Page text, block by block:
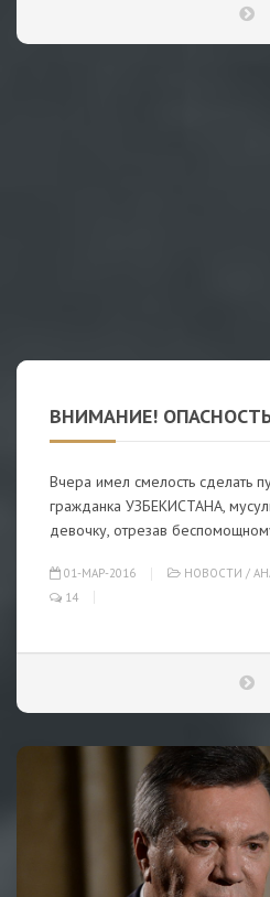
ВНИМАНИЕ!
Вчера имел смелость сделать
гражданка УЗБЕКИСТАНА,
девочку, отрезав
01-МАР-2016 НОВОСТИ /
14